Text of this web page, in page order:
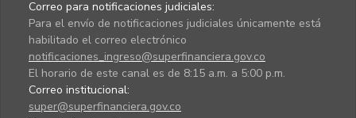
Correo para notificaciones judiciales:
Para el envío de notificaciones judiciales únicamente está
habilitado el correo electrónico
notificaciones_ingreso@superfinanciera.gov.co
El horario de este canal es de 8:15 a.m. a 5:00 p.m.
Correo institucional:
super@superfinanciera.gov.co